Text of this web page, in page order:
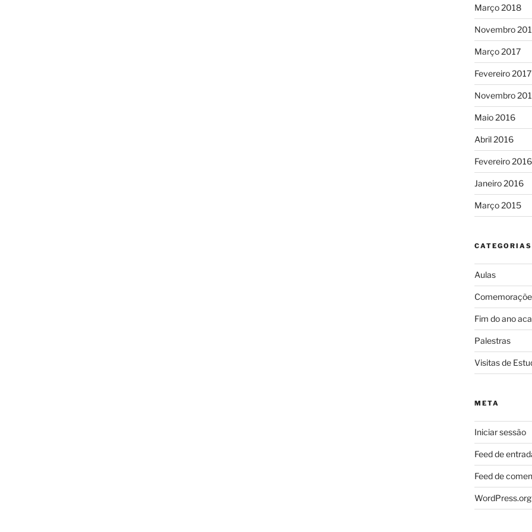
Março 2018
Novembro
Março 2017
Fevereiro 2017
Novembro
Maio 2016
Abril 2016
Fevereiro 2016
Janeiro 2016
Março 2015
CATEGORIAS
Aulas
Fim do ano
Palestras
Visitas de
META
Iniciar sessão
Feed de
Feed de
WordPress.org